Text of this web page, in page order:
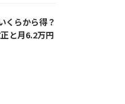
くらから得？
と月6.2万円